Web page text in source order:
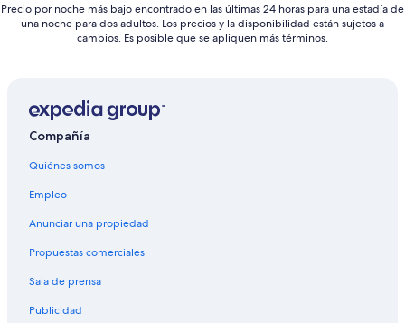
Precio por noche más bajo encontrado en las últimas 24 horas para una estadía de
una noche para dos adultos. Los precios y la disponibilidad están sujetos a
cambios. Es posible que se apliquen más términos.
Compañía
Quiénes somos
Empleo
Anunciar una propiedad
Propuestas comerciales
Sala de prensa
Publicidad